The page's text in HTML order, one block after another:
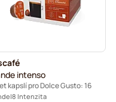
intenso
kapslí pro Dolce Gusto: 16
8 Intenzita